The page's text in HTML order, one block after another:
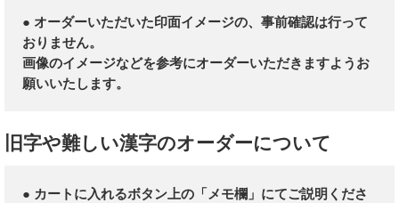
● オーダーいただいた印面イメージの、事前確認は行って
おりません。
画像のイメージなどを参考にオーダーいただきますようお
願いいたします。
旧字や難しい漢字のオーダーについて
● カートに入れるボタン上の「メモ欄」にてご説明くださ